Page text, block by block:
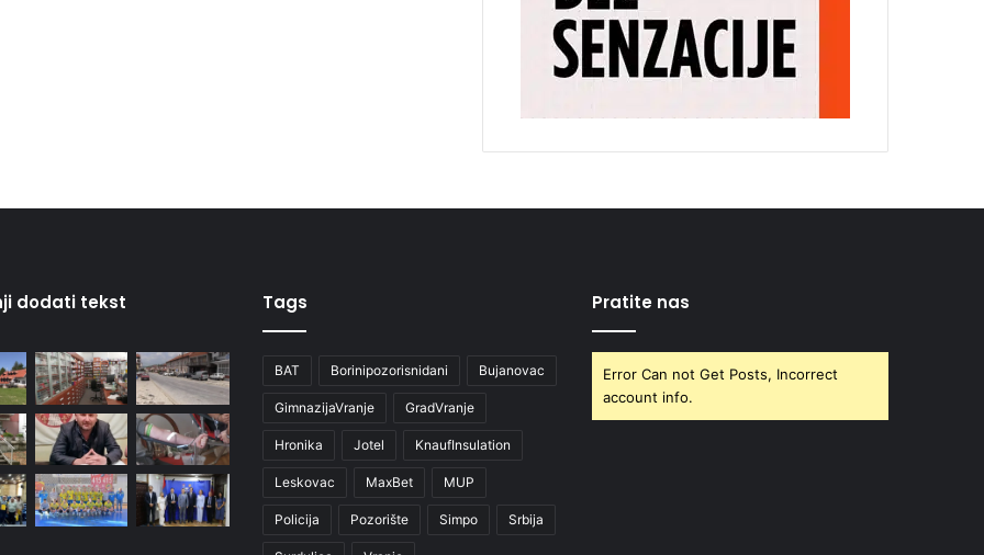
dodati tekst Tags
BAT Borinipozorisnidani Bujanovac
GimnazijaVranje GradVranje
Hronika Jotel KnaufInsulation
Leskovac MaxBet MUP
Policija Pozorište Simpo Srbija
Pratite nas
Error Can not Get Posts, Incorrect
account info.